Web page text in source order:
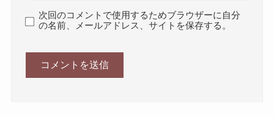
次回のコメントで使用するためブラウザーに自分
の名前、メールアドレス、サイトを保存する。